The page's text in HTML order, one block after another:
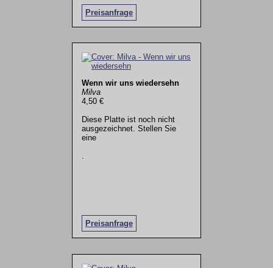
Preisanfrage
Wenn wir uns wiedersehn
Milva
4,50 €
Diese Platte ist noch nicht
ausgezeichnet. Stellen Sie
eine
Preisanfrage
.